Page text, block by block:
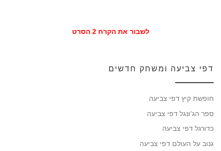
לשבור את הקרח 2 הסרט
דפי צביעה ומשחק חדשים
חופשת קיץ דפי צביעה
ספר הג'ונגל דפי צביעה
כדורגל דפי צביעה
גנוב על העולם דפי צביעה